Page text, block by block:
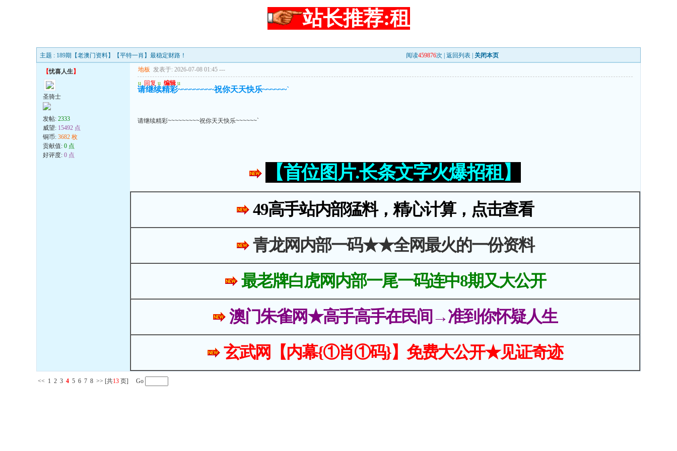
站长推荐:租
主题 : 189期【老澳门资料】【平特一肖】最稳定财路！ 阅读459876次 | 返回列表 关闭本页
【忧喜人生】
圣骑士
发帖: 2333
威望: 15492 点
铜币: 3682 枚
贡献值: 0 点
好评度: 0 点
地板 发表于: 2026-07-08 01:45 ---
u 回复 u 编辑 u
请继续精彩~~~~~~~~~祝你天天快乐~~~~~~`
请继续精彩~~~~~~~~~祝你天天快乐~~~~~~`
【首位图片.长条文字火爆招租】
49高手站内部猛料，精心计算，点击查看
青龙网内部一码★★全网最火的一份资料
最老牌白虎网内部一尾一码连中8期又大公开
澳门朱雀网★高手高手在民间→准到你怀疑人生
玄武网【内幕{①肖①码}】免费大公开★见证奇迹
<< 1 2 3 4 5 6 7 8 >> [共13 页] Go